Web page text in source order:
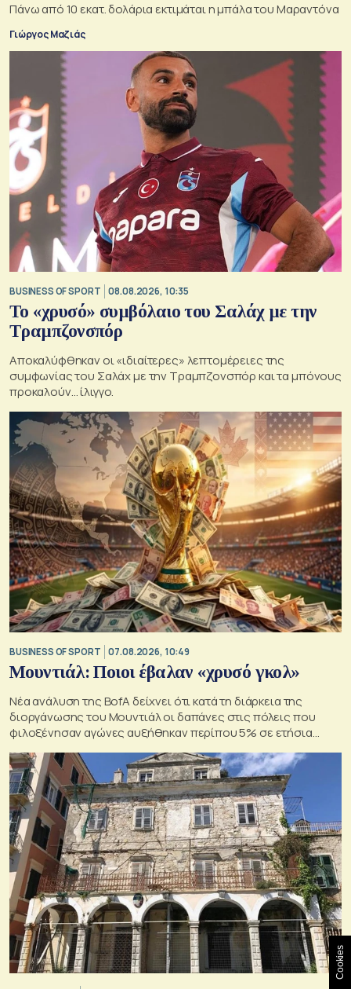
Πάνω από 10 εκατ. δολάρια εκτιμάται η μπάλα του Μαραντόνα
Γιώργος Μαζιάς
BUSINESS OF SPORT 08.08.2026, 10:35
Το «χρυσό» συμβόλαιο του Σαλάχ με την
Τραμπζονσπόρ
Αποκαλύφθηκαν οι «ιδιαίτερες» λεπτομέρειες της
συμφωνίας του Σαλάχ με την Τραμπζονσπόρ και τα μπόνους
προκαλούν… ίλιγγο.
BUSINESS OF SPORT 07.08.2026, 10:49
Μουντιάλ: Ποιοι έβαλαν «χρυσό γκολ»
Νέα ανάλυση της BofA δείχνει ότι κατά τη διάρκεια της
διοργάνωσης του Μουντιάλ οι δαπάνες στις πόλεις που
φιλοξένησαν αγώνες αυξήθηκαν περίπου 5% σε ετήσια
Cookies